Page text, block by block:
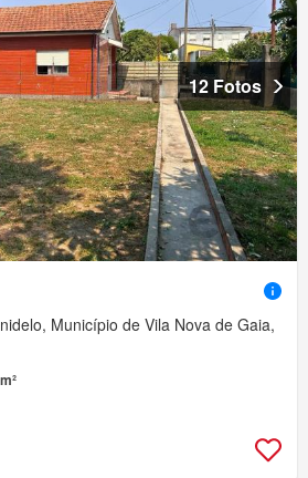
12 Fotos
Município de Vila Nova de Gaia,